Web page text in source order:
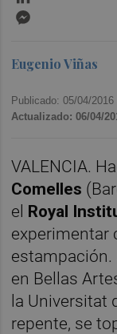
Eugenio Viñas
Publicado: 05/04/2016
Actualizado: 06/04/
VALENCIA.
Comelles
el Royal
experimentar
estampación.
en Bellas
la Universitat
repente, se